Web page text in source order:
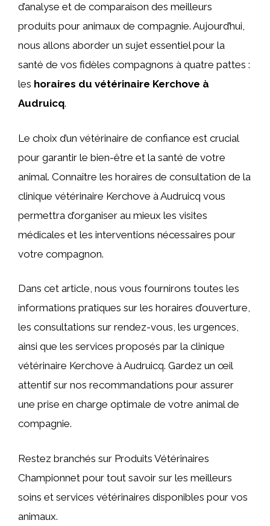
d’analyse et de comparaison des meilleurs
produits pour animaux de compagnie. Aujourd’hui,
nous allons aborder un sujet essentiel pour la
santé de vos fidèles compagnons à quatre pattes :
les horaires du vétérinaire Kerchove à
Audruicq.
Le choix d’un vétérinaire de confiance est crucial
pour garantir le bien-être et la santé de votre
animal. Connaître les horaires de consultation de la
clinique vétérinaire Kerchove à Audruicq vous
permettra d’organiser au mieux les visites
médicales et les interventions nécessaires pour
votre compagnon.
Dans cet article, nous vous fournirons toutes les
informations pratiques sur les horaires d’ouverture,
les consultations sur rendez-vous, les urgences,
ainsi que les services proposés par la clinique
vétérinaire Kerchove à Audruicq. Gardez un œil
attentif sur nos recommandations pour assurer
une prise en charge optimale de votre animal de
compagnie.
Restez branchés sur Produits Vétérinaires
Championnet pour tout savoir sur les meilleurs
soins et services vétérinaires disponibles pour vos
animaux.